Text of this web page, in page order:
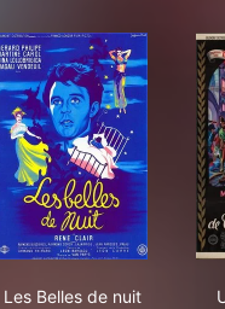
Les Belles de nuit